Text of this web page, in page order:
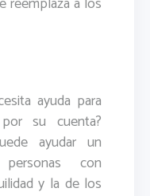
ayuda para
su cuenta?
ayudar un
con
y la de los